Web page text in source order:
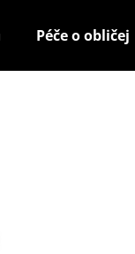
Péče o obličej